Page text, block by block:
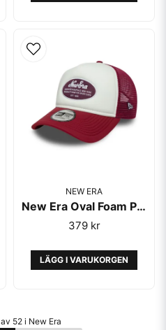
NEW ERA
New Era Oval Foam Patch Dark Red 9FORTY A-Frame Trucker Adjustable Cap - New Era
379 kr
LÄGG I VARUKORGEN
52 i New Era